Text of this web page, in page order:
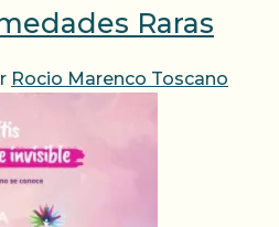
Raras
Rocio Marenco Toscano